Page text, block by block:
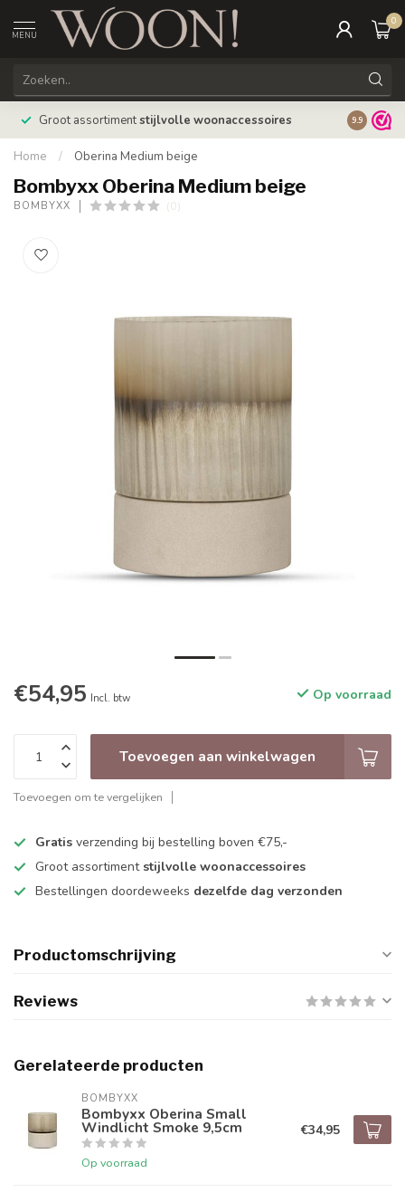
MENU
0
Groot assortimentstijlvolle woonaccessoires 9.9
Home / Oberina Medium beige
Bombyxx Oberina Medium beige
BOMBYXX (0)
€54,95 Incl. btw Op voorraad
Toevoegen aan winkelwagen
Toevoegen om te vergelijken
Gratis verzending bij bestelling boven €75,-
Groot assortiment stijlvolle woonaccessoires
Bestellingen doordeweeks dezelfde dag verzonden
Productomschrijving
Reviews
Gerelateerde producten
BOMBYXX
Bombyxx Oberina Small
Windlicht Smoke 9,5cm
Op voorraad
€34,95